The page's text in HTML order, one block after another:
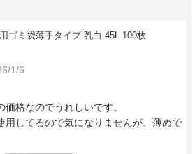
ゴミ袋薄手タイプ 乳白 45L 100枚
1/6
格なのでうれしいです。
用してるので気になりませんが、薄めで